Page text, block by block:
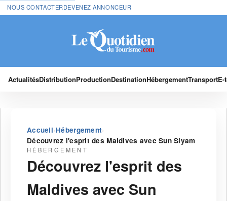
NOUS CONTACTERDEVENEZ ANNONCEUR
ActualitésDistributionProductionDestinationHébergementTransport
Accueil›Hébergement›
Découvrez l'esprit des Maldives avec Sun Siyam
HÉBERGEMENT
Découvrez l'esprit des
Maldives avec Sun